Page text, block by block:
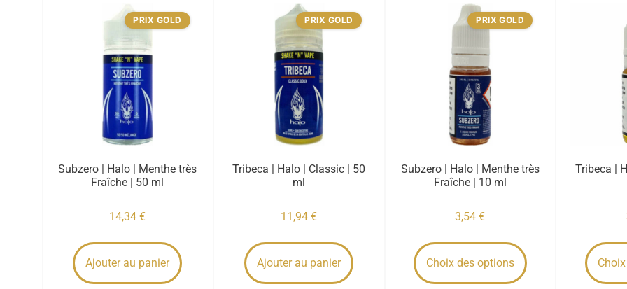
PRIX GOLD
Subzero | Halo | Menthe très
Fraîche | 50 ml
14,34€
Ajouter au panier
PRIX GOLD
Tribeca | Halo | Classic | 50
ml
11,94€
Ajouter au panier
PRIX GOLD
Subzero | Halo | Menthe très
Fraîche | 10 ml
3,54€
Choix des options
Tribeca |